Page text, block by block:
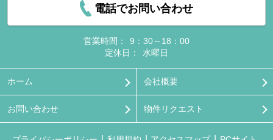
電話でお問い合わせ
営業時間：
9：30～18：00
定休日：
水曜日
ホーム 会社概要
お問い合わせ 物件リクエスト